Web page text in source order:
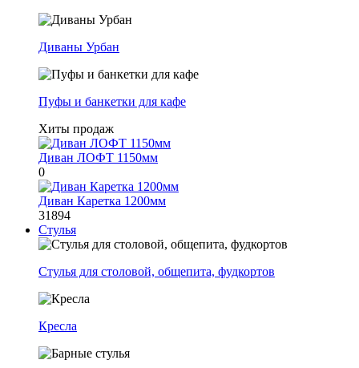
Диваны Урбан
Пуфы и банкетки для кафе
Хиты продаж
Диван ЛОФТ 1150мм
0
Диван Каретка 1200мм
31894
Стулья
Стулья для столовой, общепита, фудкортов
Кресла